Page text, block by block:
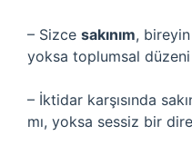
– Sizce sakınım, bireyin
yoksa toplumsal düzeni
– İktidar karşısında
mı, yoksa sessiz bir